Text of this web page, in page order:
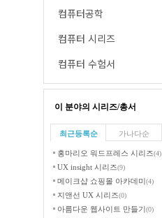
컴퓨터공학
컴퓨터 시리즈
컴퓨터 수험서
이 분야의 시리즈/총서
최근등록순 가나다순
홍마리오 워드프레스 시리즈(4)
UX insight 시리즈(9)
메이크샵 쇼핑몰 아카데미(4)
지앤선 UX 시리즈(0)
아름다운 웹사이트 만들기(0)